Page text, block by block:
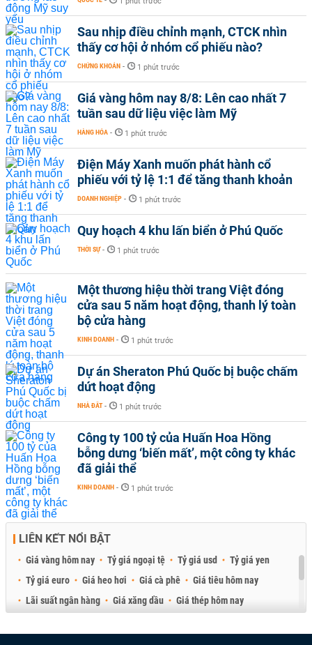
Sau nhịp điều chỉnh mạnh, CTCK nhìn
thấy cơ hội ở nhóm cổ phiếu nào?
CHỨNG KHOÁN - 1 phút trước
Giá vàng hôm nay 8/8: Lên cao nhất 7
tuần sau dữ liệu việc làm Mỹ
HÀNG HÓA - 1 phút trước
Điện Máy Xanh muốn phát hành cổ
phiếu với tỷ lệ 1:1 để tăng thanh khoản
DOANH NGHIỆP - 1 phút trước
Quy hoạch 4 khu lấn biển ở Phú Quốc
THỜI SỰ - 1 phút trước
Một thương hiệu thời trang Việt đóng
cửa sau 5 năm hoạt động, thanh lý toàn
bộ cửa hàng
KINH DOANH - 1 phút trước
Dự án Sheraton Phú Quốc bị buộc chấm
dứt hoạt động
NHÀ ĐẤT - 1 phút trước
Công ty 100 tỷ của Huấn Hoa Hồng
bỗng dưng ‘biến mất’, một công ty khác
đã giải thể
KINH DOANH - 1 phút trước
LIÊN KẾT NỔI BẬT
Giá vàng hôm nay Tỷ giá ngoại tệ Tỷ giá usd
Tỷ giá yen
Tỷ giá euro
Giá heo hơi Giá cà phê
Giá tiêu hôm nay
Lãi suất ngân hàng
Giá xăng dầu
Giá thép hôm nay